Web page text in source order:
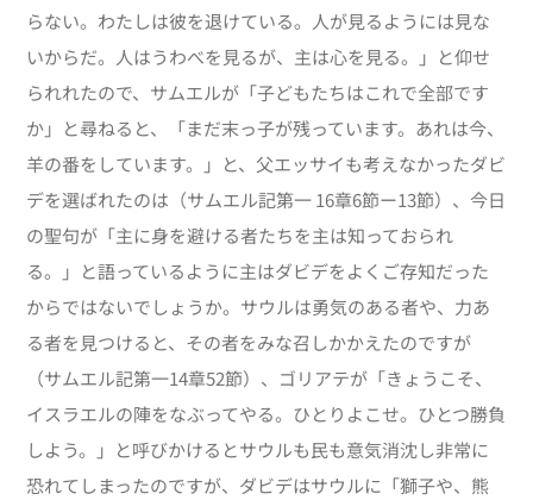
らない。わたしは彼を退けている。人が見るようには見な
いからだ。人はうわべを見るが、主は心を見る。」と仰せ
られれたので、サムエルが「子どもたちはこれで全部です
か」と尋ねると、「まだ末っ子が残っています。あれは今、
羊の番をしています。」と、父エッサイも考えなかったダビ
デを選ばれたのは（サムエル記第一 16章6節ー13節）、今日
の聖句が「主に身を避ける者たちを主は知っておられ
る。」と語っているように主はダビデをよくご存知だった
からではないでしょうか。サウルは勇気のある者や、力あ
る者を見つけると、その者をみな召しかかえたのですが
（サムエル記第一14章52節）、ゴリアテが「きょうこそ、
イスラエルの陣をなぶってやる。ひとりよこせ。ひとつ勝負
しよう。」と呼びかけるとサウルも民も意気消沈し非常に
恐れてしまったのですが、ダビデはサウルに「獅子や、熊